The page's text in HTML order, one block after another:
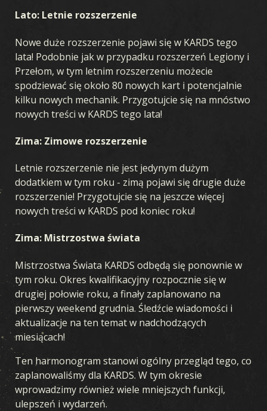
Lato: Letnie rozszerzenie
Nowe duże rozszerzenie pojawi się w KARDS tego
lata! Podobnie jak w przypadku rozszerzeń Legiony i
Przełom, w tym letnim rozszerzeniu możecie
spodziewać się około 80 nowych kart i potencjalnie
kilku nowych mechanik. Przygotujcie się na mnóstwo
nowych treści w KARDS tego lata!
Zima: Zimowe rozszerzenie
Letnie rozszerzenie nie jest jedynym dużym
dodatkiem w tym roku - zimą pojawi się drugie duże
rozszerzenie! Przygotujcie się na jeszcze więcej
nowych treści w KARDS pod koniec roku!
Zima: Mistrzostwa świata
Mistrzostwa Świata KARDS odbędą się ponownie w
tym roku. Okres kwalifikacyjny rozpocznie się w
drugiej połowie roku, a finały zaplanowano na
pierwszy weekend grudnia. Śledźcie wiadomości i
aktualizacje na ten temat w nadchodzących
miesiącach!
Ten harmonogram stanowi ogólny przegląd tego, co
zaplanowaliśmy dla KARDS. W tym okresie
wprowadzimy również wiele mniejszych funkcji,
ulepszeń i wydarzeń.